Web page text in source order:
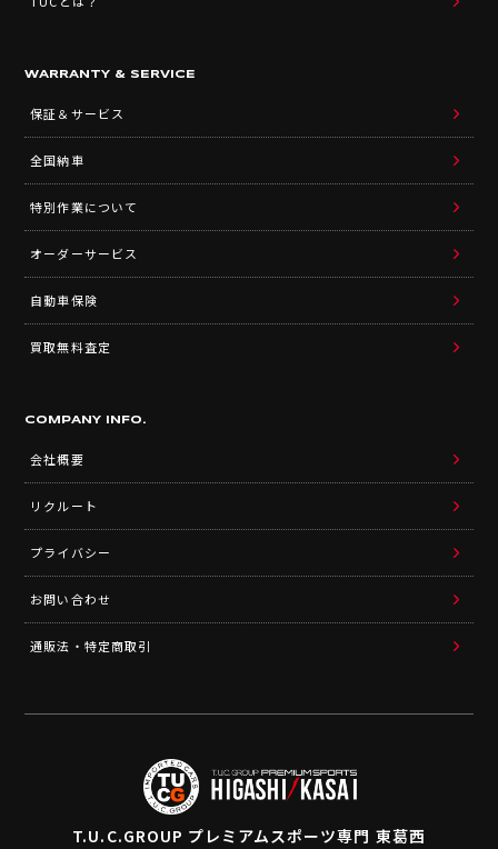
WARRANTY & SERVICE
保証＆サービス
全国納車
特別作業について
オーダーサービス
自動車保険
買取無料査定
COMPANY INFO.
会社概要
リクルート
プライバシー
お問い合わせ
通販法・特定商取引
T.U.C.GROUP プレミアムスポーツ専門 東葛西